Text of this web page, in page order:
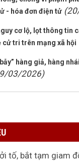
- hóa đơn điện tử
cơ lộ, lọt thông tin
cử tri trên mạng xã hội
hàng giả, hàng
03/2026)
tố, bắt tạm giam